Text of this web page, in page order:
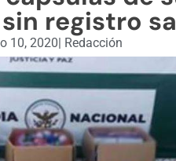
registro
10, 2020 Redacción